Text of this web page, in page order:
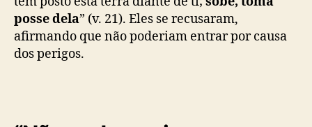
posse dela” (v. 21). Eles se recusaram,
afirmando que não poderiam entrar por causa
dos perigos.